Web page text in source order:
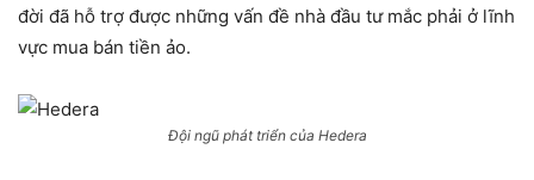
đời đã hỗ trợ được những vấn đề nhà đầu tư mắc phải ở lĩnh
vực mua bán tiền ảo.
Đội ngũ phát triển của Hedera